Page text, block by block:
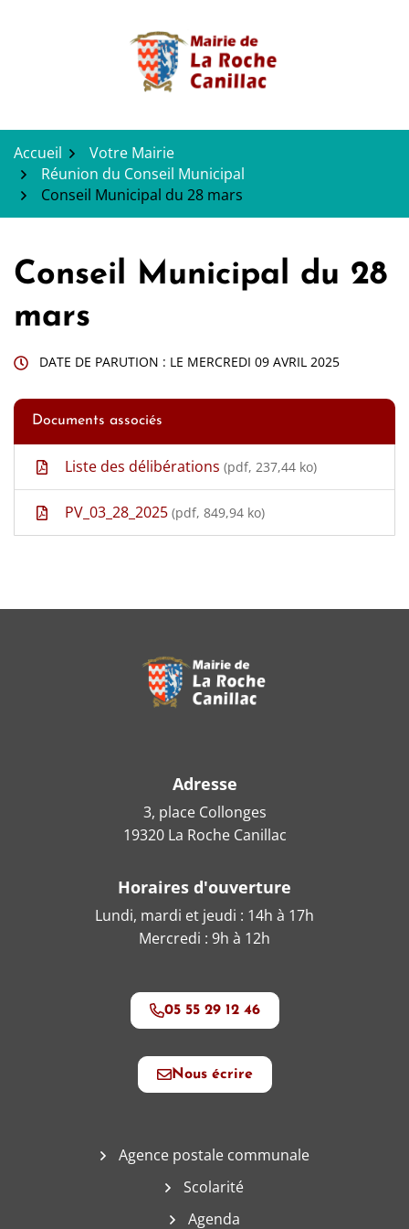
Accueil
Votre Mairie
Réunion du Conseil Municipal
Conseil Municipal du 28 mars
Conseil Municipal du 28
mars
DATE DE PARUTION : LE MERCREDI 09 AVRIL 2025
Documents associés
Liste des délibérations (pdf, 237,44 ko)
PV_03_28_2025 (pdf, 849,94 ko)
Adresse
3, place Collonges
19320 La Roche Canillac
Horaires d'ouverture
Lundi, mardi et jeudi : 14h à 17h
Mercredi : 9h à 12h
05 55 29 12 46
Nous écrire
Agence postale communale
Scolarité
Agenda